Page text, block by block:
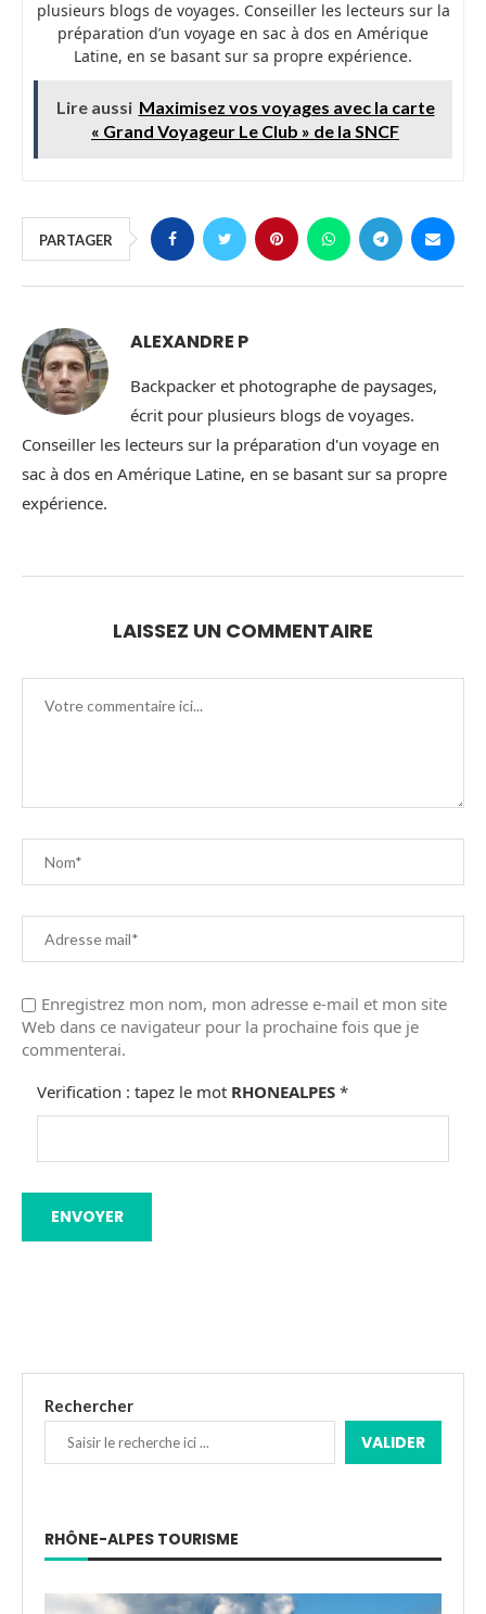
plusieurs blogs de voyages. Conseiller les lecteurs sur la
préparation d’un voyage en sac à dos en Amérique
Latine, en se basant sur sa propre expérience.
Lire aussi Maximisez vos voyages avec la carte
« Grand Voyageur Le Club » de la SNCF
PARTAGER
ALEXANDRE P
Backpacker et photographe de paysages,
écrit pour plusieurs blogs de voyages.
Conseiller les lecteurs sur la préparation d'un voyage en
sac à dos en Amérique Latine, en se basant sur sa propre
expérience.
LAISSEZ UN COMMENTAIRE
Enregistrez mon nom, mon adresse e-mail et mon site
Web dans ce navigateur pour la prochaine fois que je
commenterai.
Verification : tapez le mot RHONEALPES *
Rechercher
VALIDER
RHÔNE-ALPES TOURISME